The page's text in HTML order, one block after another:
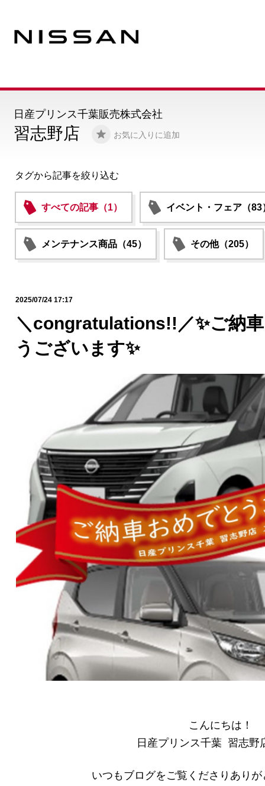
習志野店 お気に入りに追加
日産プリンス千葉販売株式会社
タグから記事を絞り込む
すべての記事（1） イベント・フェア（83
メンテナンス商品（45） その他（205）
2025/07/24 17:17
＼congratulations!!／✨ご納
うございます✨
こんにちは！
日産プリンス千葉 習志野
いつもブログをご覧くださりあり